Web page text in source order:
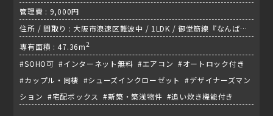
管理費 : 9,000円
住所 / 間取り : 大阪市浪速区難波中 / 1LDK / 御堂筋線『なんば
駅』
専有面積 : 47.36m2
#SOHO可 #インターネット無料 #エアコン #オートロック付き
#カップル・同棲 #シューズインクローゼット #デザイナーズマン
ション #宅配ボックス #新築・築浅物件 #追い炊き機能付き